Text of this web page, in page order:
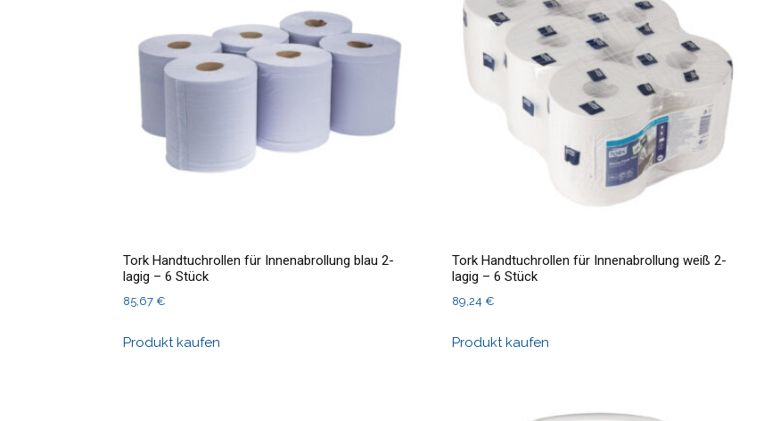
Tork Handtuchrollen für Innenabrollung blau 2-
lagig – 6 Stück
85,67 €
Produkt kaufen
Tork Handtuchrollen für Innenabrollung weiß 2-
lagig – 6 Stück
89,24 €
Produkt kaufen